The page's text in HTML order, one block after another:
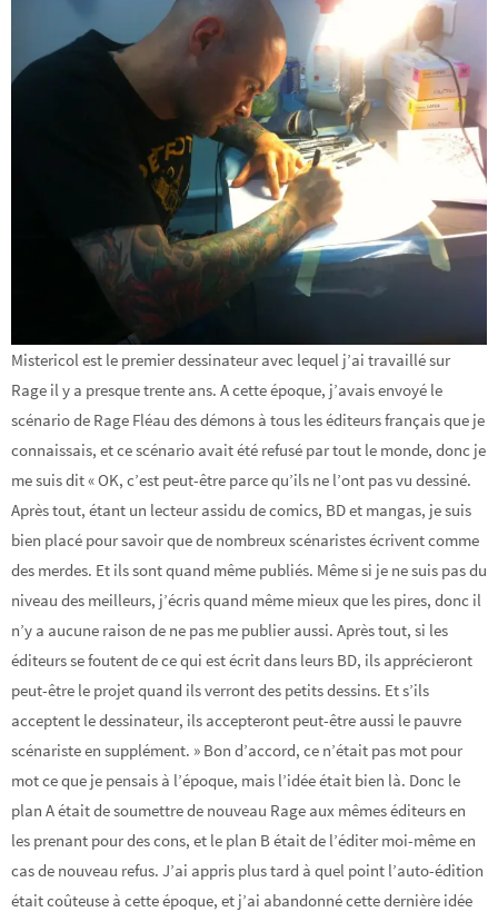
Mistericol est le premier dessinateur avec lequel j’ai travaillé sur
Rage il y a presque trente ans. A cette époque, j’avais envoyé le
scénario de Rage Fléau des démons à tous les éditeurs français que je
connaissais, et ce scénario avait été refusé par tout le monde, donc je
me suis dit « OK, c’est peut-être parce qu’ils ne l’ont pas vu dessiné.
Après tout, étant un lecteur assidu de comics, BD et mangas, je suis
bien placé pour savoir que de nombreux scénaristes écrivent comme
des merdes. Et ils sont quand même publiés. Même si je ne suis pas du
niveau des meilleurs, j’écris quand même mieux que les pires, donc il
n’y a aucune raison de ne pas me publier aussi. Après tout, si les
éditeurs se foutent de ce qui est écrit dans leurs BD, ils apprécieront
peut-être le projet quand ils verront des petits dessins. Et s’ils
acceptent le dessinateur, ils accepteront peut-être aussi le pauvre
scénariste en supplément. » Bon d’accord, ce n’était pas mot pour
mot ce que je pensais à l’époque, mais l’idée était bien là. Donc le
plan A était de soumettre de nouveau Rage aux mêmes éditeurs en
les prenant pour des cons, et le plan B était de l’éditer moi-même en
cas de nouveau refus. J’ai appris plus tard à quel point l’auto-édition
était coûteuse à cette époque, et j’ai abandonné cette dernière idée